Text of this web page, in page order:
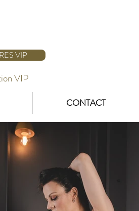
VIP
VIP
CONTACT